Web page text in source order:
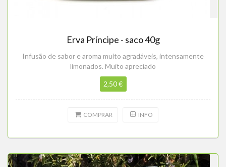
Erva Príncipe - saco 40g
Infusão de sabor e aroma muito agradáveis, intensamente
limonados. Muito apreciado
2,50 €
COMPRAR INFO